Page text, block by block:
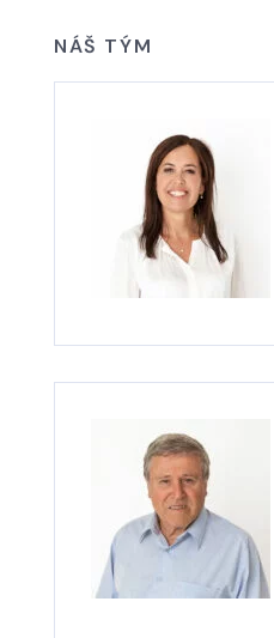
NÁŠ TÝM